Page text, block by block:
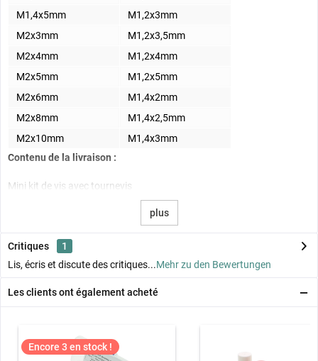
M1,4x5mm
M1,2x3mm
M2x3mm
M1,2x3,5mm
M2x4mm
M1,2x4mm
M2x5mm
M1,2x5mm
M2x6mm
M1,4x2mm
M2x8mm
M1,4x2,5mm
M2x10mm
M1,4x3mm
Contenu de la livraison :
Mini kit de vis avec tournevis
plus
Critiques
1
Lis, écris et discute des critiques...Mehr zu den Bewertungen
Les clients ont également acheté
Encore 3 en stock !